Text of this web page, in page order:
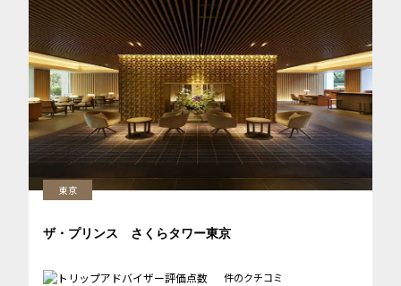
東京
ザ・プリンス さくらタワー東京
件のクチコミ